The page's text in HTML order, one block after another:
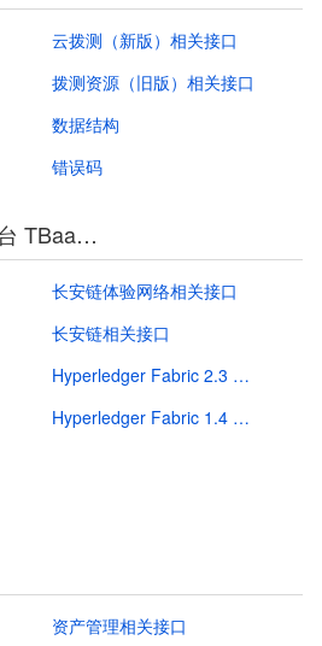
云拨测（新版）相关接口
拨测资源（旧版）相关接口
数据结构
错误码
腾讯云区块链服务平台 TBaaS3.0
长安链体验网络相关接口
长安链相关接口
Hyperledger Fabric 2.3 相关接口
Hyperledger Fabric 1.4 相关接口
资产管理相关接口